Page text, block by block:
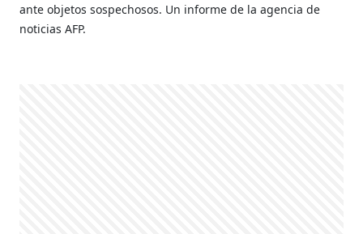
ante objetos sospechosos. Un informe de la agencia de
noticias AFP.